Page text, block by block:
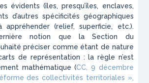
évidents (îles, presqu’îles, enclaves,
d’autres spécificités géographiques
(relief, superficie, etc.).
notion que la Section du
préciser comme étant de nature
de représentation : la règle n’est
mathématique (CC, 9 décembre
des collectivités territoriales »